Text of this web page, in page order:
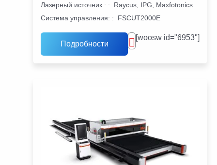
Лазерный источник : :
Raycus, IPG, Maxfotonics
Система управления: : FSCUT2000E
Подробности
[woosw id="6953"]